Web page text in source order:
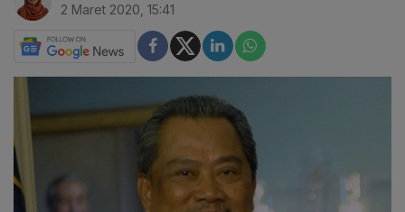
2 Maret 2020, 15:41